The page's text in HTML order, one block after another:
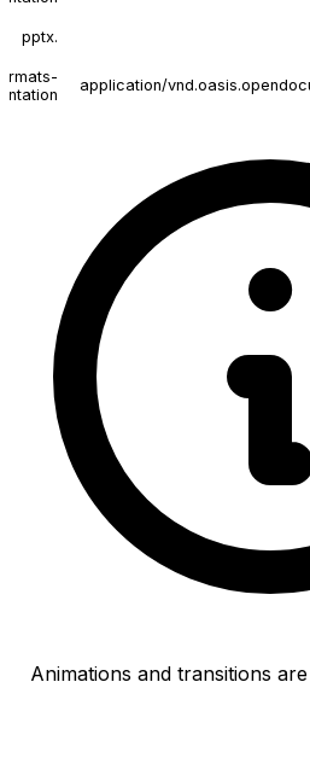
.pptx
application/
Animations and transitions